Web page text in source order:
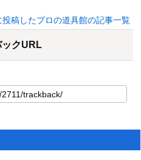
稿したプロの道具館の記事一覧
ックURL